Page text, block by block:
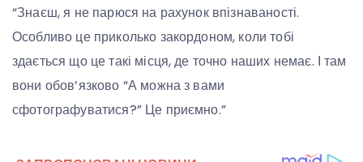
“Знаєш, я не парюся на рахунок впізнаваності.
Особливо це приколько закордоном, коли тобі
здається що це такі місця, де точно наших немає. І там
вони обов’язково “А можна з вами
сфотографуватися?” Це приємно.”